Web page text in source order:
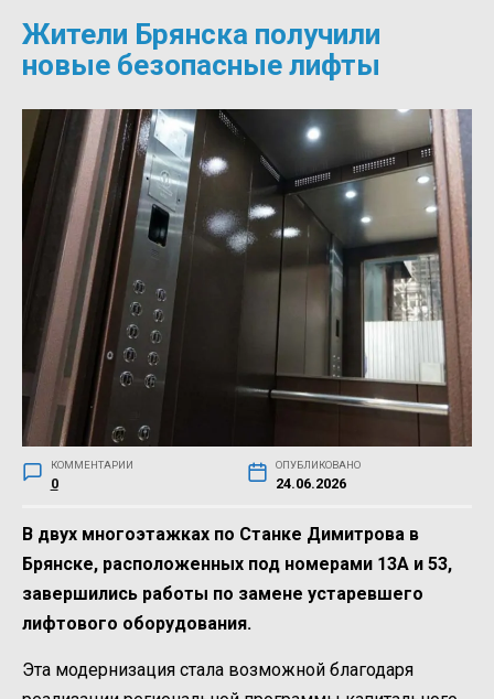
Жители Брянска получили
новые безопасные лифты
КОММЕНТАРИИ
0
ОПУБЛИКОВАНО
24.06.2026
В двух многоэтажках по Станке Димитрова в
Брянске, расположенных под номерами 13А и 53,
завершились работы по замене устаревшего
лифтового оборудования.
Эта модернизация стала возможной благодаря